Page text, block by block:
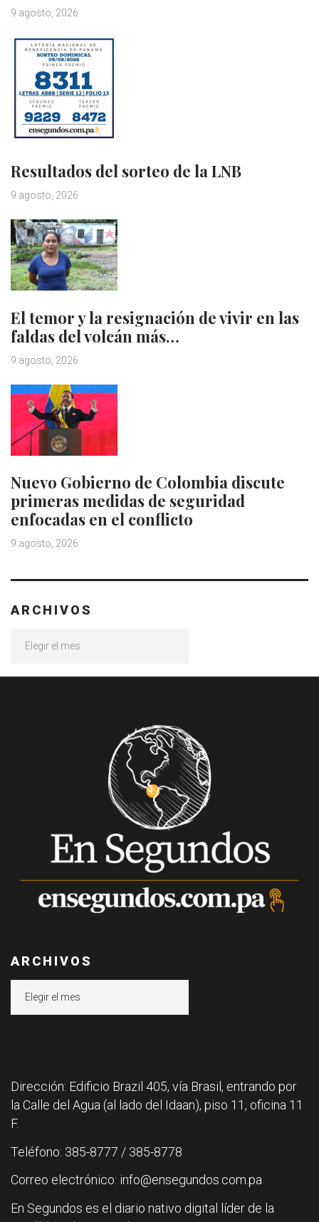
9 agosto, 2026
Resultados del sorteo de la LNB
9 agosto, 2026
El temor y la resignación de vivir en las
faldas del volcán más…
9 agosto, 2026
Nuevo Gobierno de Colombia discute
primeras medidas de seguridad
enfocadas en el conflicto
9 agosto, 2026
ARCHIVOS
ARCHIVOS
Dirección: Edificio Brazil 405, vía Brasil, entrando por
la Calle del Agua (al lado del Idaan), piso 11, oficina 11
F.
Teléfono: 385-8777 / 385-8778
Correo electrónico: info@ensegundos.com.pa
En Segundos es el diario nativo digital líder de la